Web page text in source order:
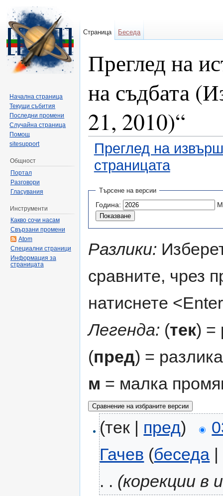
Преглед на
на съдбата
21, 2010)“
Преглед на
страницата
Търсене на версии
Година:
Разлики:
сравните, чрез
натиснете
Легенда: (тек) =
(пред) =
м = малка
(тек | пред)
Гачев (беседа |
. . (корекции в
Страница Беседа
Начална страница
Текущи събития
Последни промени
Случайна страница
Помощ
sitesupport
Общност
Портал
Разговори
Гласувания
Инструменти
Какво сочи насам
Свързани промени
Atom
Специални страници
Информация за
страницата